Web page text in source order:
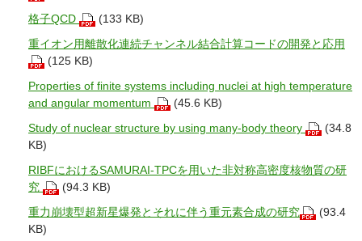
格子QCD
(133 KB)
重イオン用離散化連続チャンネル結合計算コードの開発と応用
(125 KB)
Properties of finite systems including nuclei at high temperature
and angular momentum
(45.6 KB)
Study of nuclear structure by using many-body theory
(34.8
KB)
RIBFにおけるSAMURAI-TPCを用いた非対称高密度核物質の研
究
(94.3 KB)
重力崩壊型超新星爆発とそれに伴う重元素合成の研究
(93.4
KB)